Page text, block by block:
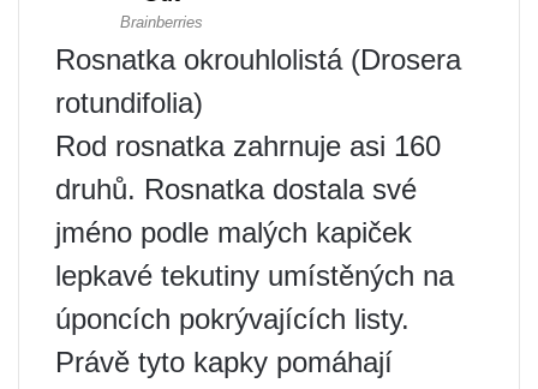
Rosnatka okrouhlolistá (Drosera
rotundifolia)
Rod rosnatka zahrnuje asi 160
druhů. Rosnatka dostala své
jméno podle malých kapiček
lepkavé tekutiny umístěných na
úponcích pokrývajících listy.
Právě tyto kapky pomáhají